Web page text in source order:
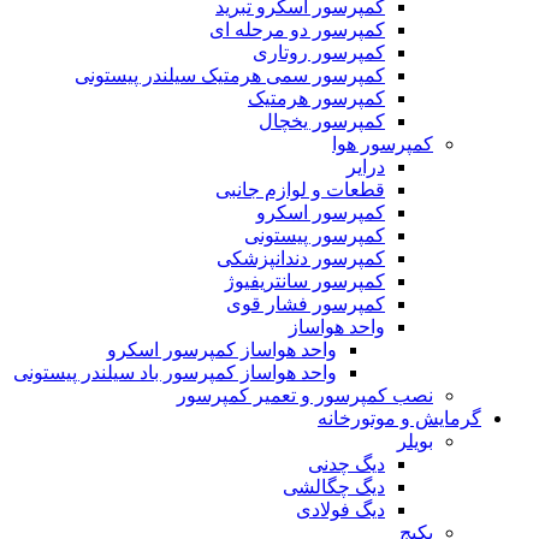
کمپرسور اسکرو تبرید
کمپرسور دو مرحله ای
کمپرسور روتاری
کمپرسور سمی هرمتیک سیلندر پیستونی
کمپرسور هرمتیک
کمپرسور یخچال
کمپرسور هوا
درایر
قطعات و لوازم جانبی
کمپرسور اسکرو
کمپرسور پیستونی
کمپرسور دندانپزشکی
کمپرسور سانتریفیوژ
کمپرسور فشار قوی
واحد هواساز
واحد هواساز کمپرسور اسکرو
واحد هواساز کمپرسور باد سیلندر پیستونی
نصب کمپرسور و تعمیر کمپرسور
گرمایش و موتورخانه
بویلر
دیگ چدنی
دیگ چگالشی
دیگ فولادی
پکیج